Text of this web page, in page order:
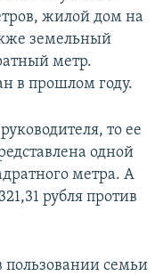
жилой дом на
земельный
метр.
в прошлом году.
то ее
одной
метра. А
рубля против
пользовании семьи